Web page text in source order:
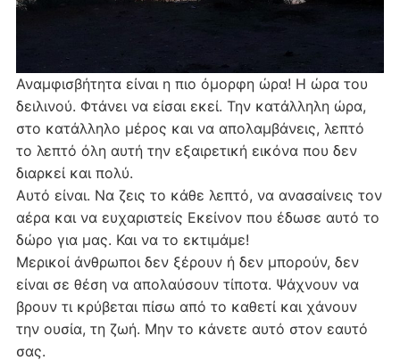
Αναμφισβήτητα είναι η πιο όμορφη ώρα! Η ώρα του
δειλινού. Φτάνει να είσαι εκεί. Την κατάλληλη ώρα,
στο κατάλληλο μέρος και να απολαμβάνεις, λεπτό
το λεπτό όλη αυτή την εξαιρετική εικόνα που δεν
διαρκεί και πολύ.
Αυτό είναι. Να ζεις το κάθε λεπτό, να ανασαίνεις τον
αέρα και να ευχαριστείς Εκείνον που έδωσε αυτό το
δώρο για μας. Και να το εκτιμάμε!
Μερικοί άνθρωποι δεν ξέρουν ή δεν μπορούν, δεν
είναι σε θέση να απολαύσουν τίποτα. Ψάχνουν να
βρουν τι κρύβεται πίσω από το καθετί και χάνουν
την ουσία, τη ζωή. Μην το κάνετε αυτό στον εαυτό
σας.